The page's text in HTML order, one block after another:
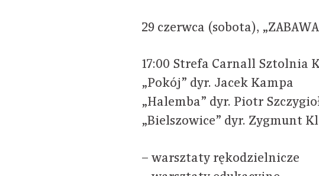
29 czerwca (sobota),
17:00 Strefa Carnall Sztolnia
„Pokój” dyr. Jacek Kampa
„Halemba” dyr. Piotr
„Bielszowice” dyr. Zygmunt
– warsztaty rękodzielnicze